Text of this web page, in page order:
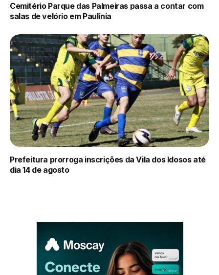
Cemitério Parque das Palmeiras passa a contar com
salas de velório em Paulínia
Prefeitura prorroga inscrições da Vila dos Idosos até
dia 14 de agosto